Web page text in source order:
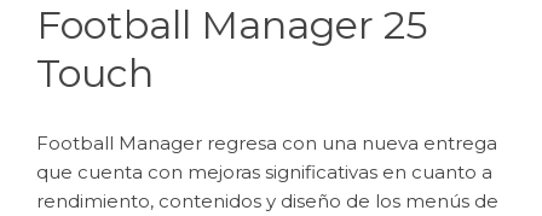
Football Manager 25
Touch
Football Manager regresa con una nueva entrega
que cuenta con mejoras significativas en cuanto a
rendimiento, contenidos y diseño de los menús de